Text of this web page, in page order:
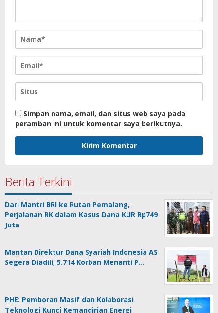
Simpan nama, email, dan situs web saya pada
peramban ini untuk komentar saya berikutnya.
Berita Terkini
Dari Mantri BRI ke Rutan Pemalang,
Perjalanan RK dalam Kasus Dana KUR Rp749
Juta
Mantan Direktur Dana Syariah Indonesia AS
Segera Diadili, 5.714 Korban Menanti P…
PHE: Pemboran Masif dan Kolaborasi
Teknologi Kunci Kemandirian Energi